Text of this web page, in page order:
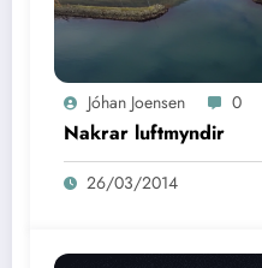
Jóhan Joensen 0
Nakrar luftmyndir
26/03/2014